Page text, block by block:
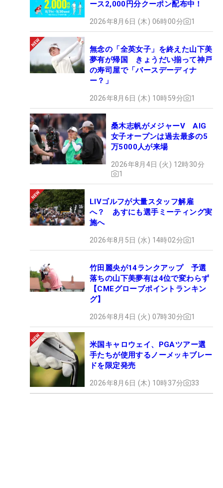
ース2,000円分クーポン配布中！
2026年8月6日 (木) 06時00分 1
無念の「全英女子」を終えた山下美
夢有が帰国 きょうだい揃って神戸
の寿司屋で「バースデーディナ
ー？」
2026年8月6日 (木) 10時59分 1
桑木志帆がメジャーV AIG
女子オープンは過去最多の5
万5000人が来場
2026年8月4日 (火) 12時30分
1
LIVゴルフが大量スタッフ解雇
へ？ あすにも選手ミーティング実
施へ
2026年8月5日 (水) 14時02分 1
竹田麗央が14ランクアップ 予選
落ちの山下美夢有は4位で変わらず
【CMEグローブポイントランキン
グ】
2026年8月4日 (火) 07時30分 1
米国キャロウェイ、PGAツアー選
手たちが使用するノーメッキブレー
ドを限定発売
2026年8月6日 (木) 10時37分 33